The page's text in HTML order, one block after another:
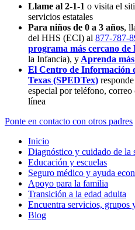
Llame al 2-1-1 o visita el
servicios estatales
Para niños de 0 a 3 años,
del HHS (ECI) al 877-787-
programa más cercano de
la Infancia), y Aprenda
El Centro de Información
Texas (SPEDTex)
especial por teléfono,
línea
Ponte en contacto con otros padres
Inicio
Diagnóstico y cuidado de la
Educación y escuelas
Seguro médico y ayuda
Apoyo para la familia
Transición a la edad adulta
Encuentra servicios, grupos
Blog